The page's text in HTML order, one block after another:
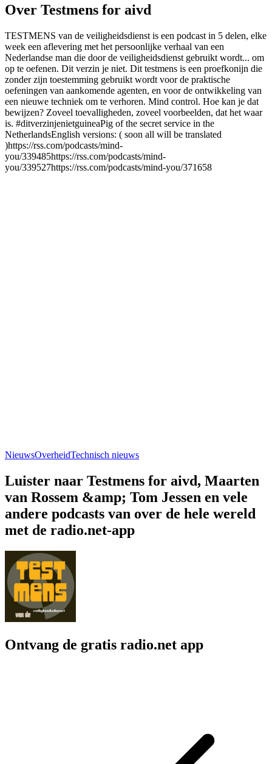
Over Testmens for aivd
TESTMENS van de veiligheidsdienst is een podcast in 5 delen, elke
week een aflevering met het persoonlijke verhaal van een
Nederlandse man die door de veiligheidsdienst gebruikt wordt... om
op te oefenen. Dit verzin je niet. Dit testmens is een proefkonijn die
zonder zijn toestemming gebruikt wordt voor de praktische
oefeningen van aankomende agenten, en voor de ontwikkeling van
een nieuwe techniek om te verhoren. Mind control. Hoe kan je dat
bewijzen? Zoveel toevalligheden, zoveel voorbeelden, dat het waar
is. #ditverzinjenietguineaPig of the secret service in the
NetherlandsEnglish versions: ( soon all will be translated
)https://rss.com/podcasts/mind-
you/339485https://rss.com/podcasts/mind-
you/339527https://rss.com/podcasts/mind-you/371658
NieuwsOverheidTechnisch nieuws
Luister naar Testmens for aivd, Maarten
van Rossem &amp; Tom Jessen en vele
andere podcasts van over de hele wereld
met de radio.net-app
Ontvang de gratis radio.net app